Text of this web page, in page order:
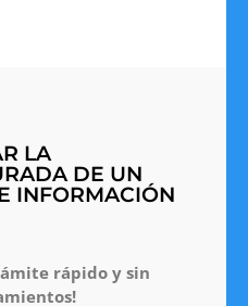
LA
DE UN
INFORMACIÓN
rápido y sin